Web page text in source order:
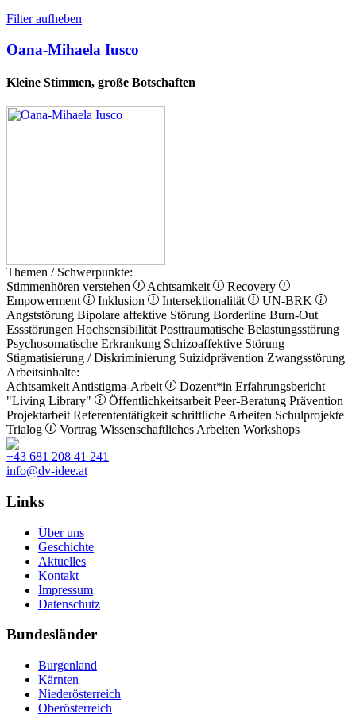
Filter aufheben
Oana-Mihaela Iusco
Kleine Stimmen, große Botschaften
Themen / Schwerpunkte:
Stimmenhören verstehen
Achtsamkeit
Recovery
Empowerment
Inklusion Intersektionalität
UN-BRK
Angststörung Bipolare affektive Störung Borderline Burn-Out
Essstörungen Hochsensibilität Posttraumatische Belastungsstörung
Psychosomatische Erkrankung Schizoaffektive Störung
Stigmatisierung / Diskriminierung Suizidprävention Zwangsstörung
Arbeitsinhalte:
Achtsamkeit Antistigma-Arbeit Dozent*in Erfahrungsbericht
"Living Library"
Öffentlichkeitsarbeit Peer-Beratung Prävention
Projektarbeit Referententätigkeit schriftliche Arbeiten Schulprojekte
Trialog
Vortrag Wissenschaftliches Arbeiten Workshops
+43 681 208 41 241
info@dv-idee.at
Links
Über uns
Geschichte
Aktuelles
Kontakt
Impressum
Datenschutz
Bundesländer
Burgenland
Kärnten
Niederösterreich
Oberösterreich